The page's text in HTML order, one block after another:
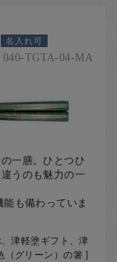
名入れ可
040-TGTA-04-MA
一膳。ひとつひ
うのも魅力の一
も備わっていま
津軽塗ギフト、津
（グリーン）の箸 ]